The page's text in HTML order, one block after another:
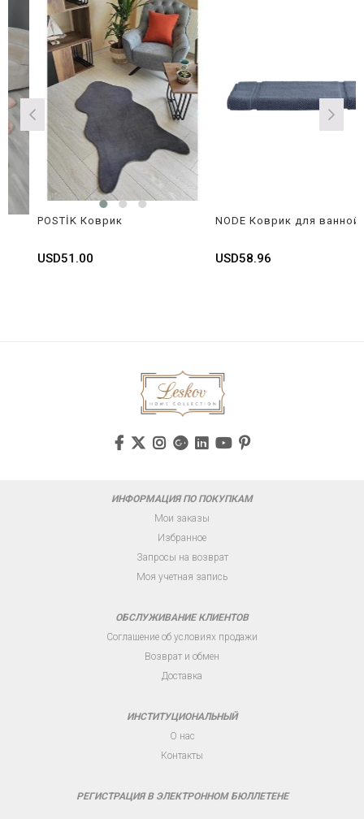
POSTİK Коврик
USD51.00
NODE Коврик для ванной
USD58.96
ИНФОРМАЦИЯ ПО ПОКУПКАМ
Мои заказы
Избранное
Запросы на возврат
Моя учетная запись
ОБСЛУЖИВАНИЕ КЛИЕНТОВ
Соглашение об условиях продажи
Возврат и обмен
Доставка
ИНСТИТУЦИОНАЛЬНЫЙ
О нас
Контакты
РЕГИСТРАЦИЯ В ЭЛЕКТРОННОМ БЮЛЛЕТЕНЕ